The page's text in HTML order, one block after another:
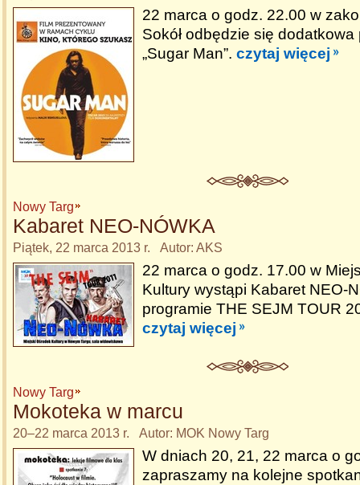
22 marca o godz. 22.00 w
Sokół odbędzie się
„Sugar Man”. czytaj więcej
Nowy Targ
Kabaret NEO-NÓWKA
Piątek, 22 marca 2013 r. Autor: AKS
22 marca o godz. 17.00 w
Kultury wystąpi Kabaret NEO-
programie THE SEJM TOUR
czytaj więcej
Nowy Targ
Mokoteka w marcu
20–22 marca 2013 r. Autor: MOK Nowy Targ
W dniach 20, 21, 22 marca o
zapraszamy na kolejne